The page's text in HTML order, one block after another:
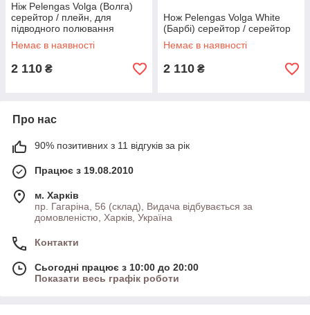
Ніж Pelengas Volga (Волга)
серейтор / плейн, для
підводного полювання
Немає в наявності
2 110 ₴
Нож Pelengas Volga White
(Барбі) серейтор / серейтор
Немає в наявності
2 110 ₴
Про нас
90% позитивних з 11 відгуків за рік
Працює з 19.08.2010
м. Харків
пр. Гагаріна, 56 (склад), Видача відбувається за
домовленістю, Харків, Україна
Контакти
Сьогодні працює з 10:00 до 20:00
Показати весь графік роботи